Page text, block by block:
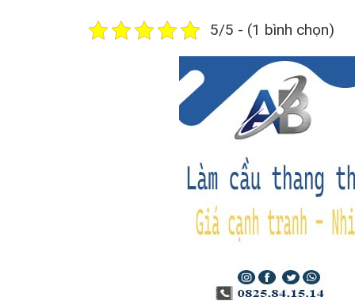
5/5 - (1 bình chọn)